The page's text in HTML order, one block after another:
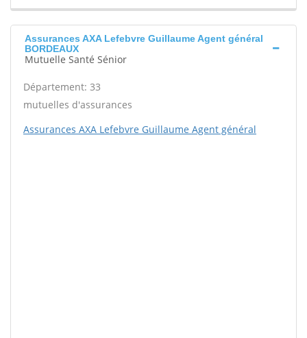
Assurances AXA Lefebvre Guillaume Agent général
BORDEAUX
Mutuelle Santé Sénior
Département: 33
mutuelles d'assurances
Assurances AXA Lefebvre Guillaume Agent général